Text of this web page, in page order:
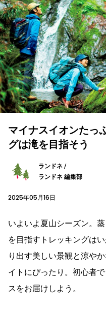
マイナスイオンた
グは滝を目指そう
ランドネ /
ランドネ 編集部
2025年05月16日
いよいよ夏山シーズン。
を目指すトレッキングは
り出す美しい景観と涼や
イトにぴったり。初心者
スをお届けしよう。